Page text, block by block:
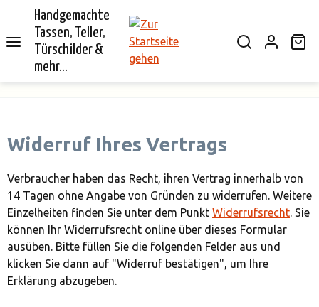
springen
Handgemachte
Tassen, Teller,
Türschilder &
mehr...
Widerruf Ihres Vertrags
Verbraucher haben das Recht, ihren Vertrag innerhalb von
14 Tagen ohne Angabe von Gründen zu widerrufen. Weitere
Einzelheiten finden Sie unter dem Punkt Widerrufsrecht. Sie
können Ihr Widerrufsrecht online über dieses Formular
ausüben. Bitte füllen Sie die folgenden Felder aus und
klicken Sie dann auf "Widerruf bestätigen", um Ihre
Erklärung abzugeben.